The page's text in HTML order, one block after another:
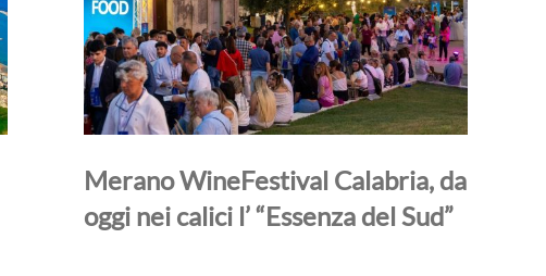
Merano WineFestival Calabria, da
oggi nei calici l’ “Essenza del Sud”